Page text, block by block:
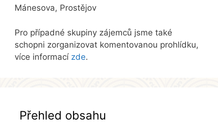
Mánesova, Prostějov
Pro případné skupiny zájemců jsme také
schopni zorganizovat komentovanou prohlídku,
více informací zde.
Přehled obsahu